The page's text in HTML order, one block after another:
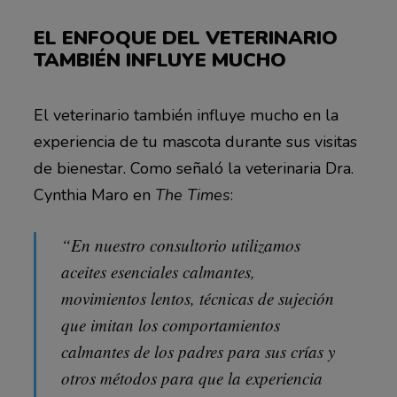
EL ENFOQUE DEL VETERINARIO
TAMBIÉN INFLUYE MUCHO
El veterinario también influye mucho en la
experiencia de tu mascota durante sus visitas
de bienestar. Como señaló la veterinaria Dra.
Cynthia Maro en The Times:
“En nuestro consultorio utilizamos
aceites esenciales calmantes,
movimientos lentos, técnicas de sujeción
que imitan los comportamientos
calmantes de los padres para sus crías y
otros métodos para que la experiencia